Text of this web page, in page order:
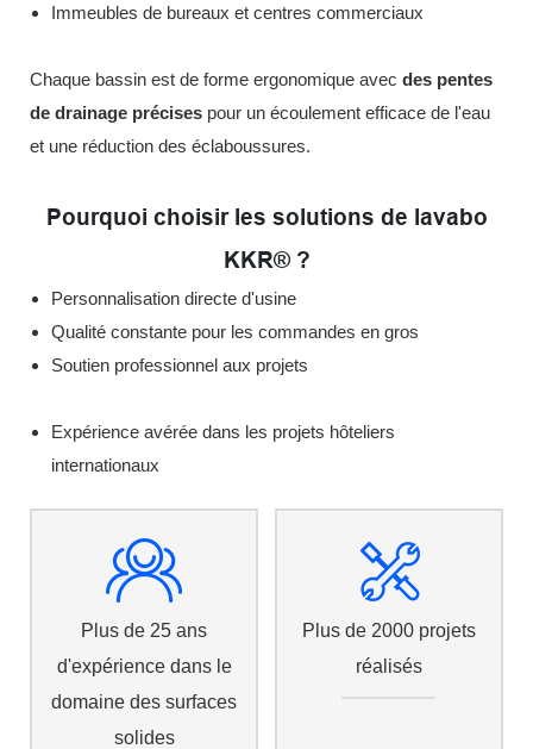
Immeubles de bureaux et centres commerciaux
Chaque bassin est de forme ergonomique avec des pentes
de drainage précises pour un écoulement efficace de l'eau
et une réduction des éclaboussures.
Pourquoi choisir les solutions de lavabo
KKR® ?
Personnalisation directe d'usine
Qualité constante pour les commandes en gros
Soutien professionnel aux projets
Expérience avérée dans les projets hôteliers
internationaux
Plus de 25 ans
d'expérience dans le
domaine des surfaces
solides
Plus de 2000 projets
réalisés